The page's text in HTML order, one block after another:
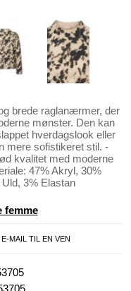
brede raglanærmer, der
mønster. Den kan
hverdagslook eller
mere sofistikeret stil. -
kvalitet med moderne
47% Akryl, 30%
3% Elastan
femme
E-MAIL TIL EN VEN